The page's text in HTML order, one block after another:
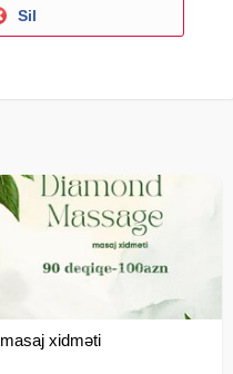
Sil
masaj xidməti